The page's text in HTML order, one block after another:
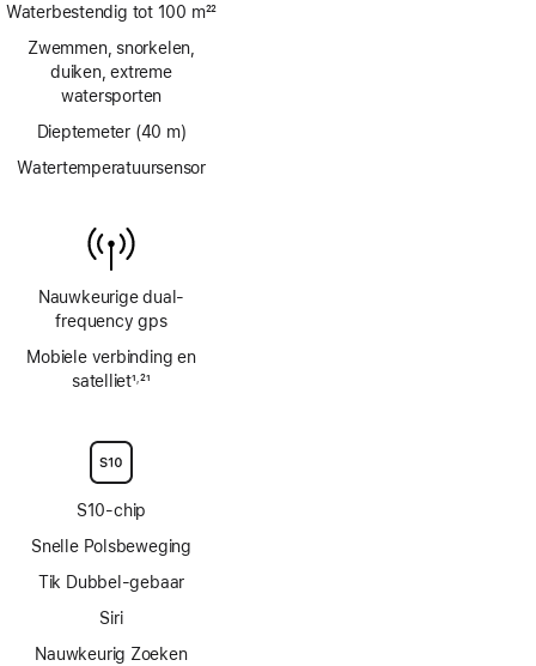
Waterbestendig tot 100 m22
Zwemmen, snorkelen,
duiken, extreme
watersporten
Dieptemeter (40 m)
Watertemperatuursensor
Nauwkeurige dual-
frequency gps
Mobiele verbinding en
satelliet1 ,21
S10‑chip
Snelle Polsbeweging
Tik Dubbel-gebaar
Siri
Nauwkeurig Zoeken